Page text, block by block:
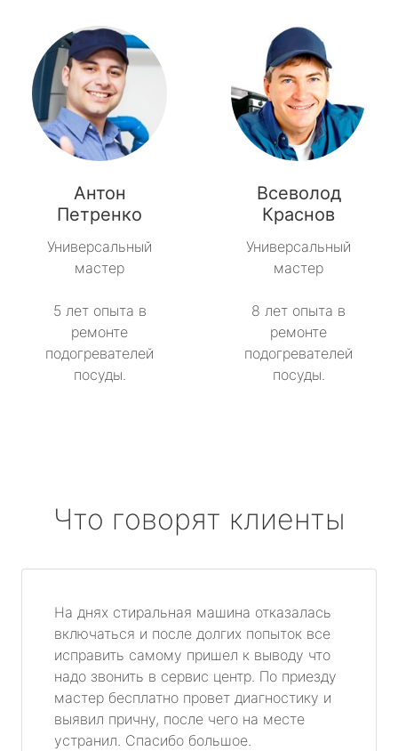
Антон
Петренко
Универсальный
мастер
5 лет опыта в
ремонте
подогревателей
посуды.
Всеволод
Краснов
Универсальный
мастер
8 лет опыта в
ремонте
подогревателей
посуды.
Что говорят клиенты
На днях стиральная машина отказалась
включаться и после долгих попыток все
исправить самому пришел к выводу что
надо звонить в сервис центр. По приезду
мастер бесплатно провет диагностику и
выявил причну, после чего на месте
устранил. Спасибо большое.